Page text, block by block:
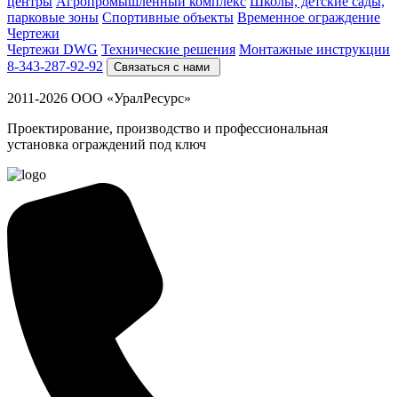
парковые зоны Спортивные объекты Временное ограждение
Чертежи
Чертежи DWG Технические решения Монтажные инструкции
8-343-287-92-92
Связаться с нами
2011-2026 ООО «УралРесурс»
Проектирование, производство и профессиональная
установка ограждений под ключ